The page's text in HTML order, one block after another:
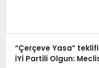
“Çerçeve Yasa”
İYİ Partili Olgun: